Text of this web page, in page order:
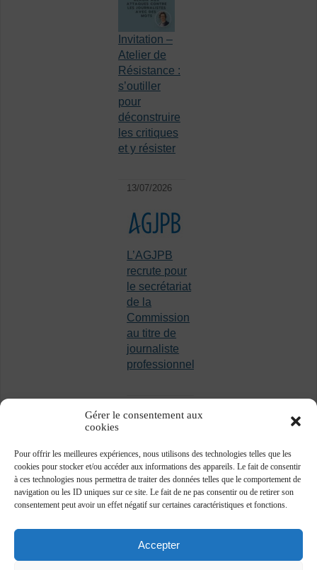
Gérer le consentement aux
cookies
Pour offrir les meilleures expériences, nous utilisons des technologies telles que les
cookies pour stocker et/ou accéder aux informations des appareils. Le fait de consentir
à ces technologies nous permettra de traiter des données telles que le comportement de
navigation ou les ID uniques sur ce site. Le fait de ne pas consentir ou de retirer son
consentement peut avoir un effet négatif sur certaines caractéristiques et fonctions.
Accepter
Invitation –
Atelier de
Résistance :
s’outiller
pour
déconstruire
les critiques
et y résister
13/07/2026
L’AGJPB
recrute pour
le secrétariat
de la
Commission
au titre de
journaliste
professionnel